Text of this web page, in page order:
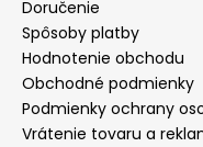
Doručenie
Spôsoby platby
Hodnotenie obchodu
Obchodné podmienky
Podmienky ochrany
Vrátenie tovaru a